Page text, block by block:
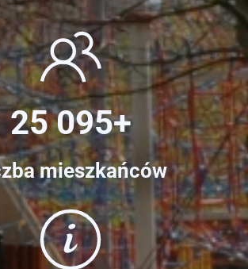
25 095+
mieszkańców